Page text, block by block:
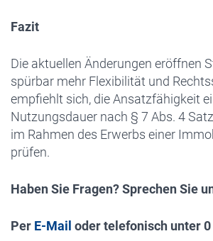
Fazit
Die aktuellen Änderungen eröffnen
spürbar mehr Flexibilität und
empfiehlt sich, die Ansatzfähigkeit
Nutzungsdauer nach § 7 Abs. 4
im Rahmen des Erwerbs einer
prüfen.
Haben Sie Fragen? Sprechen Sie
Per E-Mail oder telefonisch unter